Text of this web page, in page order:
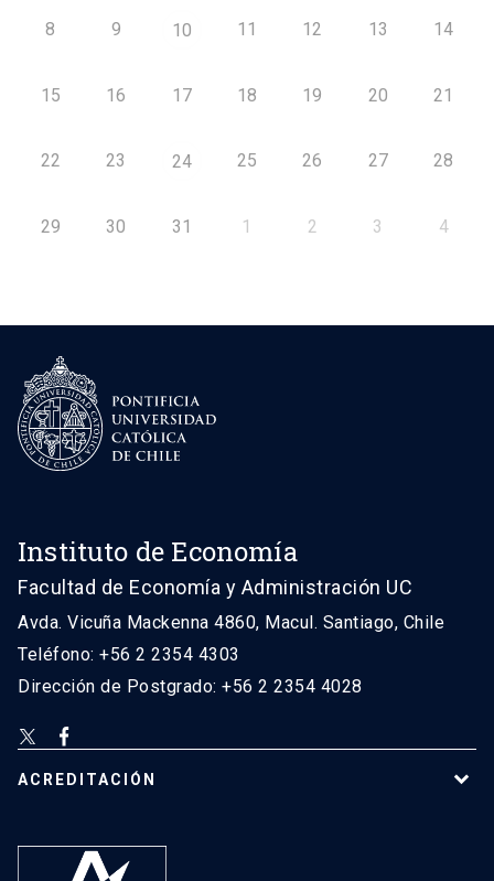
8 9 10 11 12 13 14
15 16 17 18 19 20 21
22 23 24 25 26 27 28
29 30 31 1 2 3 4
Instituto de Economía
Facultad de Economía y Administración UC
Avda. Vicuña Mackenna 4860, Macul. Santiago, Chile
Teléfono: +56 2 2354 4303
Dirección de Postgrado: +56 2 2354 4028
ACREDITACIÓN